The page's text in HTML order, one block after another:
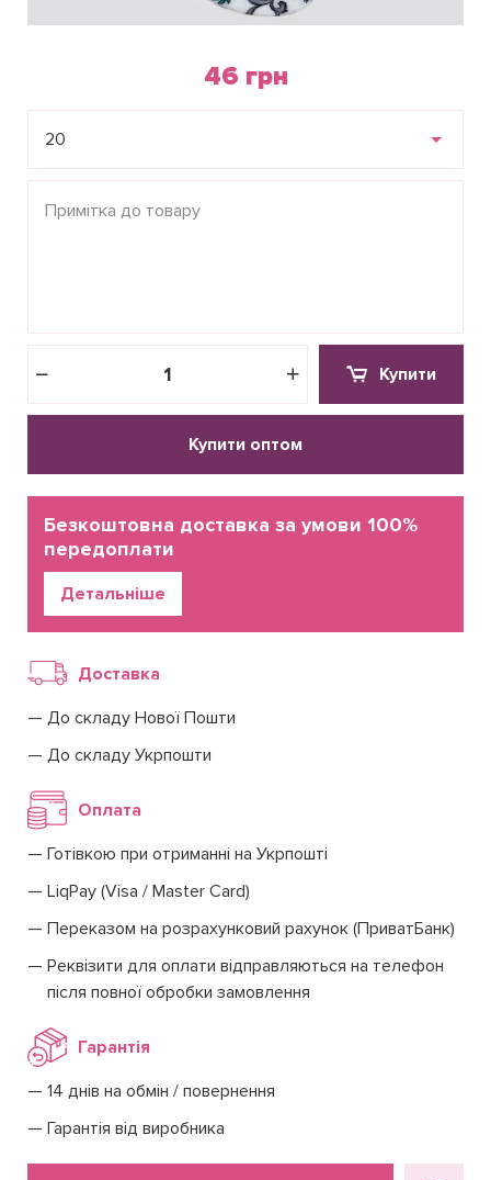
46 грн
20
Купити
Купити оптом
Детальніше
Безкоштовна доставка за умови 100%
передоплати
Доставка
До складу Нової Пошти
До складу Укрпошти
Оплата
Готівкою при отриманні на Укрпошті
LiqPay (Visa / Master Card)
Переказом на розрахунковий рахунок (ПриватБанк)
Реквізити для оплати відправляються на телефон
після повної обробки замовлення
Гарантія
14 днів на обмін / повернення
Гарантія від виробника